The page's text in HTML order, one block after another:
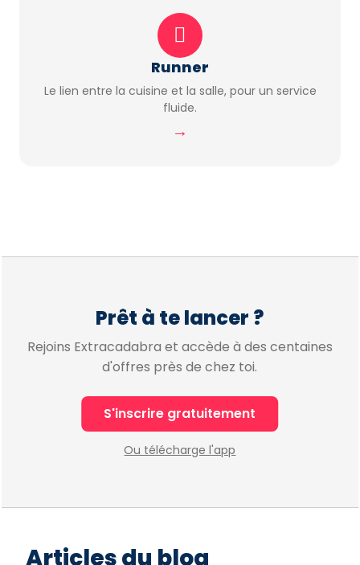
Runner
Le lien entre la cuisine et la salle, pour un service
fluide.
→
Prêt à te lancer ?
Rejoins Extracadabra et accède à des centaines
d'offres près de chez toi.
S'inscrire gratuitement
Ou télécharge l'app
Articles du blog